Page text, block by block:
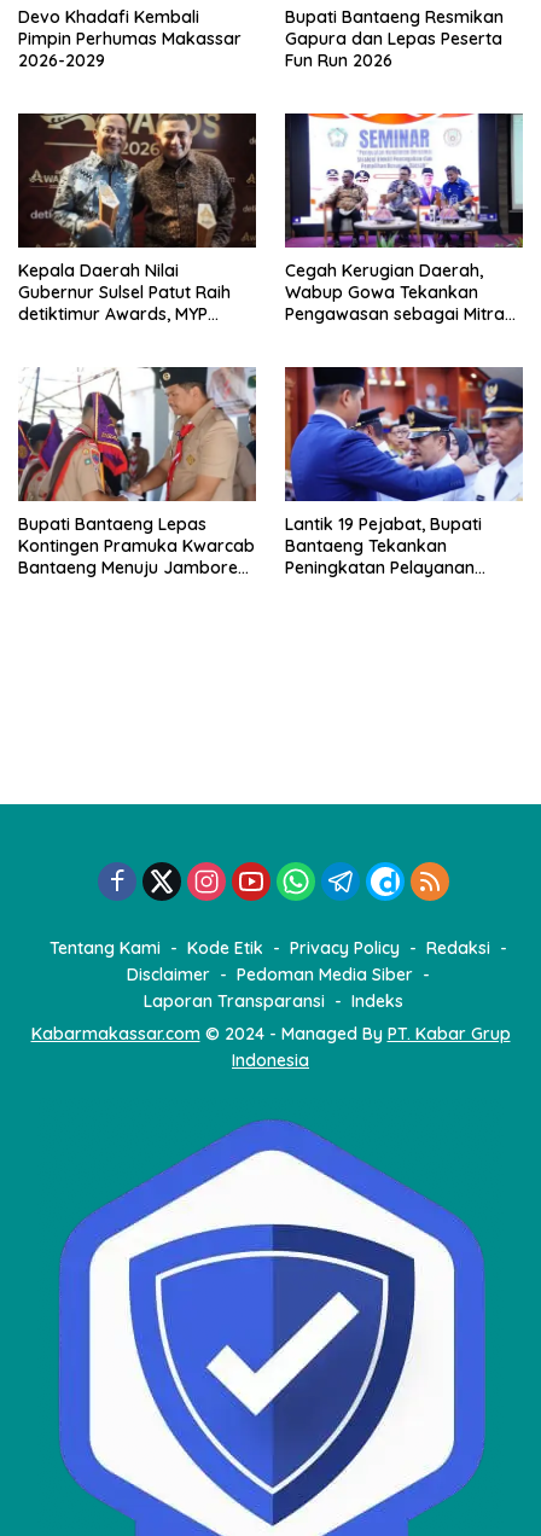
Devo Khadafi Kembali
Pimpin Perhumas Makassar
2026-2029
Bupati Bantaeng Resmikan
Gapura dan Lepas Peserta
Fun Run 2026
Kepala Daerah Nilai
Gubernur Sulsel Patut Raih
detiktimur Awards, MYP
Cegah Kerugian Daerah,
Wabup Gowa Tekankan
Pengawasan sebagai Mitra
Bupati Bantaeng Lepas
Kontingen Pramuka Kwarcab
Bantaeng Menuju Jambore
Lantik 19 Pejabat, Bupati
Bantaeng Tekankan
Peningkatan Pelayanan
Tentang Kami Kode Etik Privacy Policy
Redaksi
Disclaimer
Pedoman Media Siber
Laporan Transparansi
Indeks
Kabarmakassar.com© 2024 - Managed By PT. Kabar Grup
Indonesia